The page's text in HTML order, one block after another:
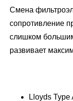
Смена
сопротивление
слишком
развивает
Lloyds